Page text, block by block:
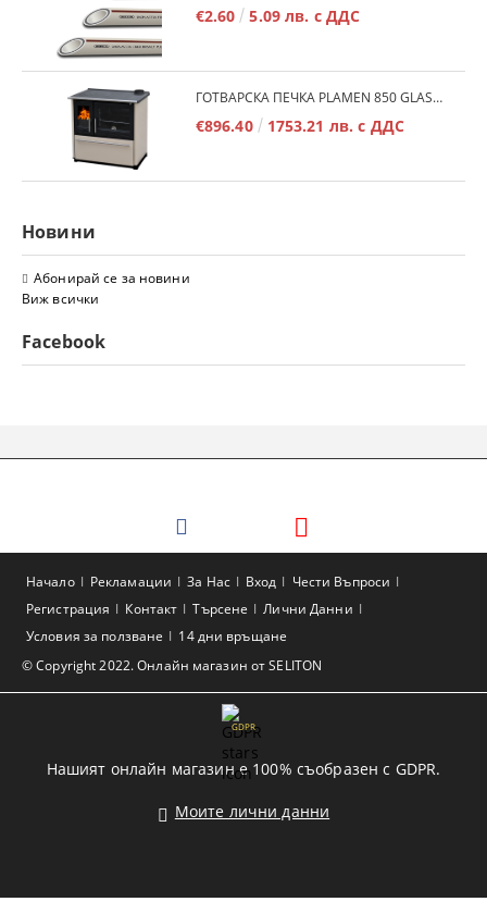
€2.60 5.09 лв. с ДДС
ГОТВАРСКА ПЕЧКА PLAMEN 850 GLAS 11KW
€896.40 1753.21 лв. с ДДС
Новини
Абонирай се за новини
Виж всички
Facebook
© Copyright 2022. Онлайн магазин от SELITON
Начало Рекламации За Нас Вход
Чести Въпроси
Регистрация
Контакт Търсене
Лични Данни
Условия за ползване
14 дни връщане
GDPR
Нашият онлайн магазин е 100% съобразен с GDPR.
Моите лични данни